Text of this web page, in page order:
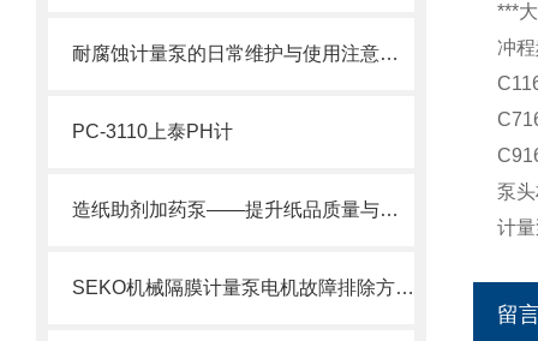
耐腐蚀计量泵的日常维护与使用注意事项
PC-3110上泰PH计
造纸助剂加药泵——提升纸品质量与生产效率的关键设备
SEKO机械隔膜计量泵电机故障排除方法2
***
冲
泵
计
留